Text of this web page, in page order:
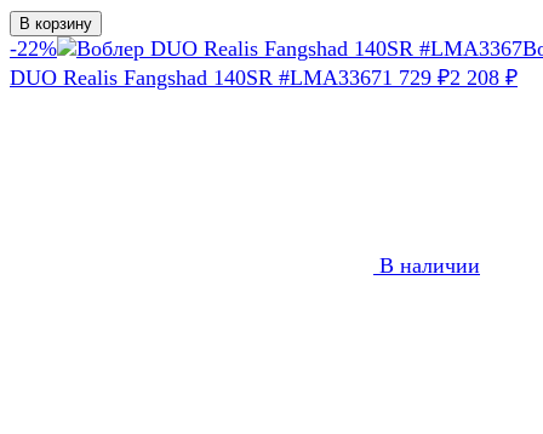
В корзину
-22%
DUO Realis Fangshad 140SR #LMA33671 729 ₽2 208 ₽
В наличии